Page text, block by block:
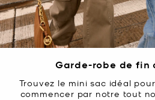
Garde-robe de fin
Trouvez le mini sac idéal
commencer par notre tout